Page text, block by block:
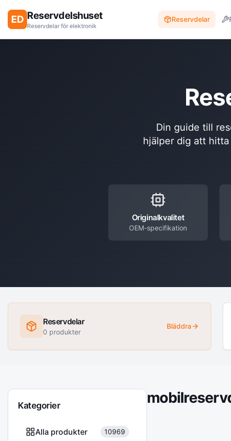
ED Reservdelshuset
Reservdelar för elektronik
Reservdelar
Din guide till
hjälper dig att
Originalkvalitet
OEM-specifikation
Reservdelar
0 produkter
Bläddra
Kategorier
Alla produkter 10969